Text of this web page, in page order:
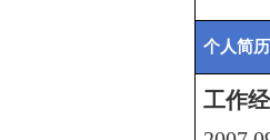
个人简历
工作